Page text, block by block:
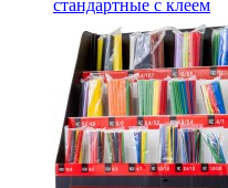
стандартные с клеем